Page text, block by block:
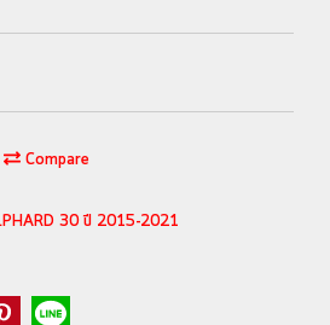
Compare
30 ปี 2015-2021